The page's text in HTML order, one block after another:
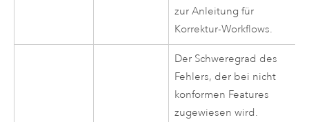
zur Anleitung für
Korrektur-Workflows.
Der Schweregrad des
Fehlers, der bei nicht
konformen Features
zugewiesen wird.